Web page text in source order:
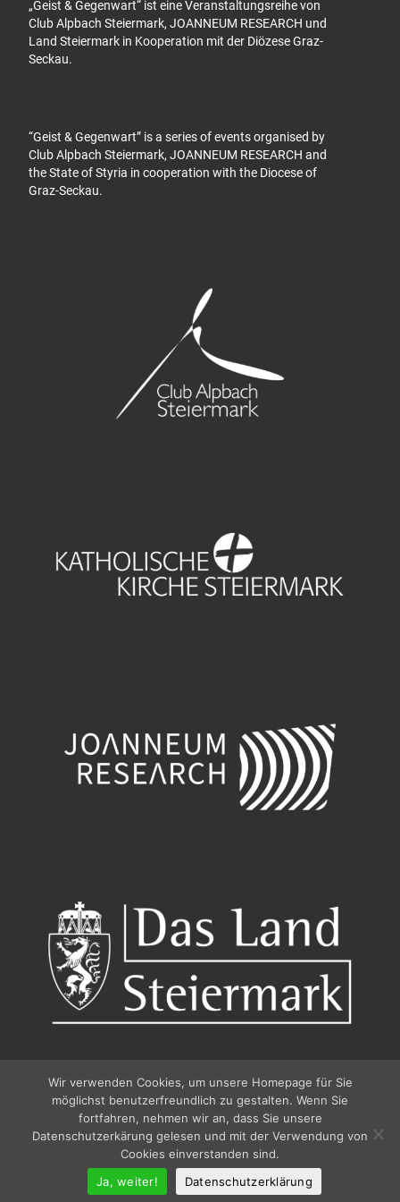
„Geist & Gegenwart“ ist eine Veranstaltungsreihe von
Club Alpbach Steiermark, JOANNEUM RESEARCH und
Land Steiermark in Kooperation mit der Diözese Graz-
Seckau.
“Geist & Gegenwart” is a series of events organised by
Club Alpbach Steiermark, JOANNEUM RESEARCH and
the State of Styria in cooperation with the Diocese of
Graz-Seckau.
Pfingstdialog 2026 – Alle Rechte vorbehalten
IMPRESSUM / IMPRINT
Wir verwenden Cookies, um unsere Homepage für Sie
möglichst benutzerfreundlich zu gestalten. Wenn Sie
fortfahren, nehmen wir an, dass Sie unsere
Datenschutzerkärung gelesen und mit der Verwendung von
Cookies einverstanden sind.
Ja, weiter!
Datenschutzerklärung